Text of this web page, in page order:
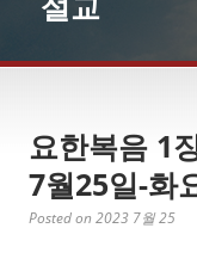
요한복음 1
7월25일-화
Posted on 2023 7월 25